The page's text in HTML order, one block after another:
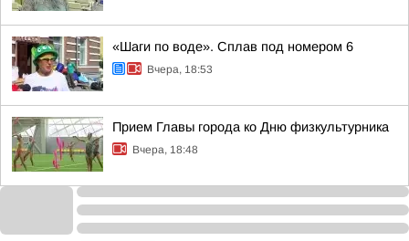
«Шаги по воде». Сплав под номером 6
Вчера, 18:53
Прием Главы города ко Дню физкультурника
Вчера, 18:48